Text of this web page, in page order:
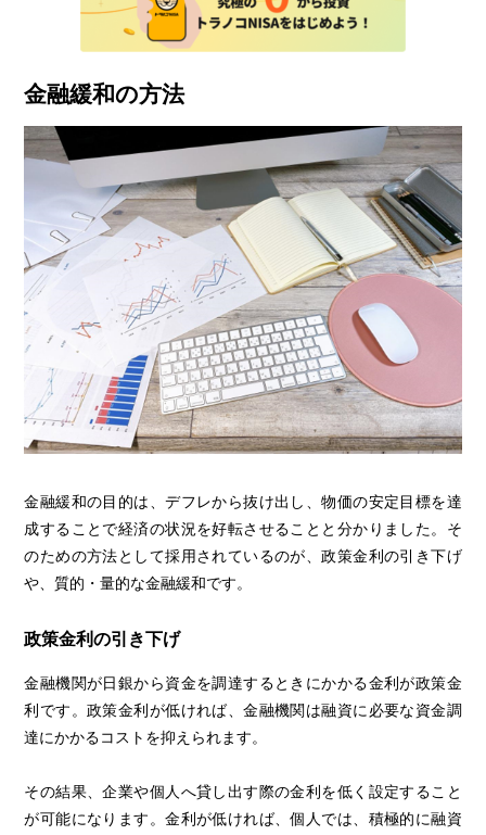
金融緩和の方法
金融緩和の目的は、デフレから抜け出し、物価の安定目標を達
成することで経済の状況を好転させることと分かりました。そ
のための方法として採用されているのが、政策金利の引き下げ
や、質的・量的な金融緩和です。
政策金利の引き下げ
金融機関が日銀から資金を調達するときにかかる金利が政策金
利です。政策金利が低ければ、金融機関は融資に必要な資金調
達にかかるコストを抑えられます。
その結果、企業や個人へ貸し出す際の金利を低く設定すること
が可能になります。金利が低ければ、個人では、積極的に融資